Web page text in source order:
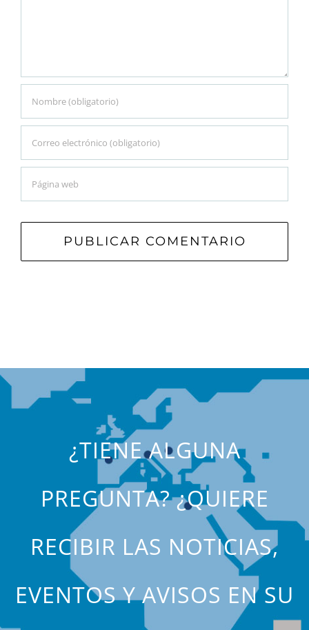
¿TIENE ALGUNA
PREGUNTA? ¿QUIERE
RECIBIR LAS NOTICIAS,
EVENTOS Y AVISOS EN SU